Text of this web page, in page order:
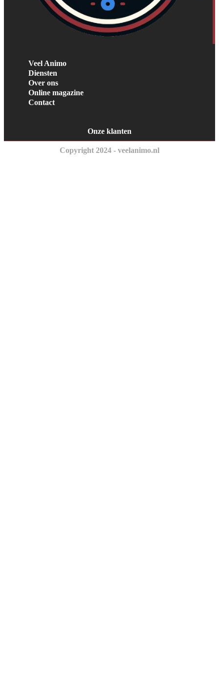
Veel Animo
Diensten
Over ons
Online magazine
Contact
Onze klanten
Copyright 2024 - veelanimo.nl